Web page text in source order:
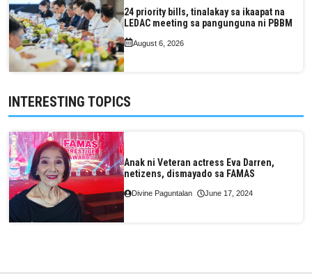
24 priority bills, tinalakay sa ikaapat na
LEDAC meeting sa pangunguna ni PBBM
August 6, 2026
INTERESTING TOPICS
Anak ni Veteran actress Eva Darren,
netizens, dismayado sa FAMAS
Divine Paguntalan June 17, 2024